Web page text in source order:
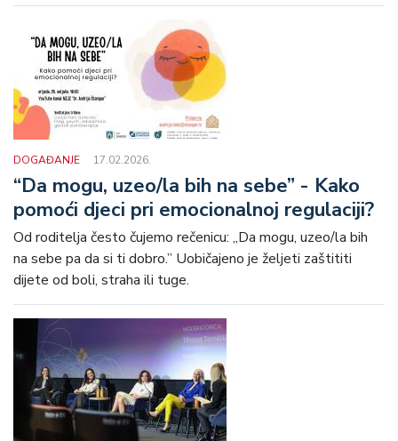
DOGAĐANJE 17.02.2026.
“Da mogu, uzeo/la bih na sebe” - Kako
pomoći djeci pri emocionalnoj regulaciji?
Od roditelja često čujemo rečenicu: „Da mogu, uzeo/la bih
na sebe pa da si ti dobro.” Uobičajeno je željeti zaštititi
dijete od boli, straha ili tuge.